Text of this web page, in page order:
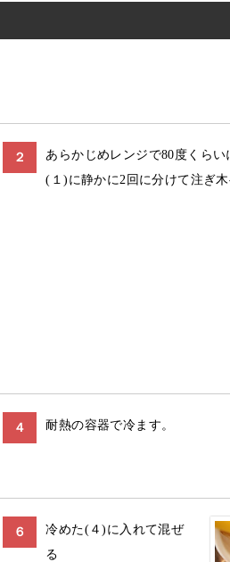
２
あらかじめレンジで80度くら
(１)に静かに2回に分けて注ぎ木
４ 耐熱の容器で冷ます。
６
冷めた(４)に入れて混ぜ
る